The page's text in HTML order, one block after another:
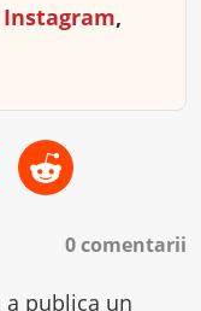
Instagram,
0 comentarii
a publica un